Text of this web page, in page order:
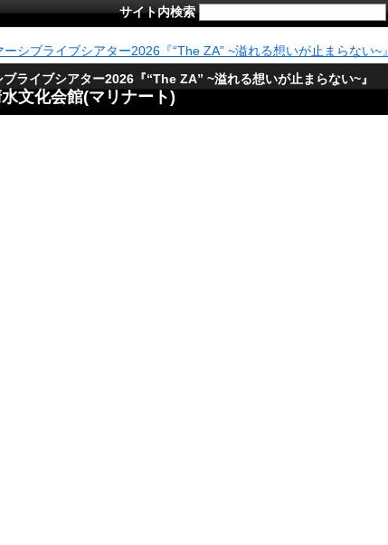
サイト内検索
ーシブライブシアター2026『“The ZA” ~溢れる想いが止まらない~』
ライブシアター2026『“The ZA” ~溢れる想いが止まらない~』
文化会館(マリナート)